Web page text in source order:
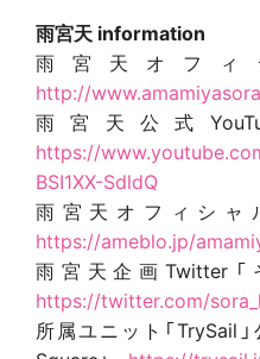
雨宮天 information
雨宮天オフ
http://
雨宮天公式
https://
BSI1XX-SdldQ
雨宮天オフィシャ
https://ameblo.jp/
雨宮天企画Twitter
https://twitter.com/
所属ユニット「TrySail